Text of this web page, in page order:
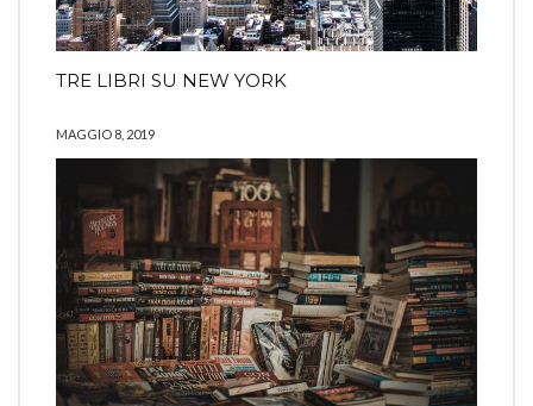
TRE LIBRI SU NEW YORK
MAGGIO 8, 2019